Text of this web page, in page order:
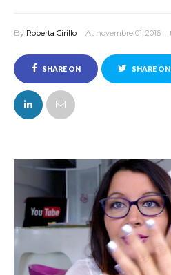
By Roberta Cirillo At novembre 01, 2016
SHARE ON
FACEBOOK
SHARE ON